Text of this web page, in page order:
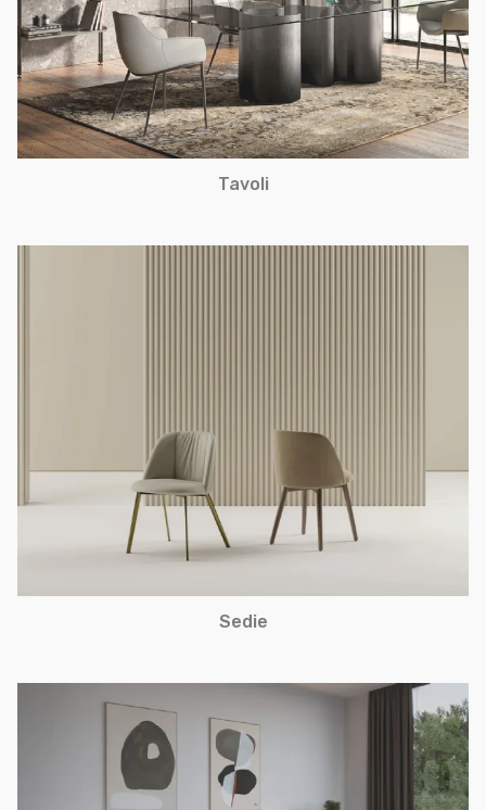
Tavoli
Sedie